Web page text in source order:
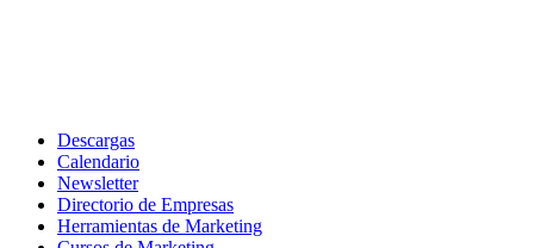
Descargas
Calendario
Newsletter
Directorio de Empresas
Herramientas de Marketing